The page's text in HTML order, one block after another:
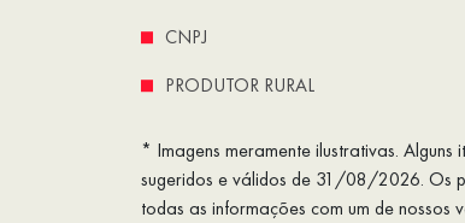
CNPJ
PRODUTOR RURAL
* Imagens meramente ilustrativas.
sugeridos e válidos de 31/08/2026. Os
todas as informações com um de nossos